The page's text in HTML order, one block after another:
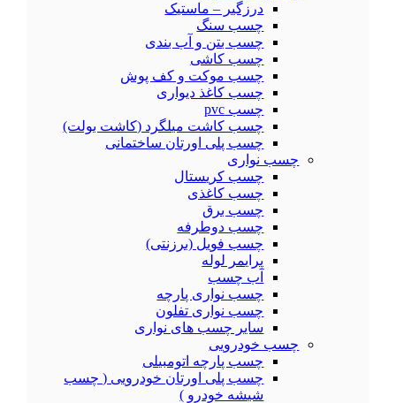
درزگیر – ماستیک
چسب سنگ
چسب بتن و آب بندی
چسب کاشی
چسب موکت و کف پوش
چسب کاغذ دیواری
چسب pvc
چسب کاشت میلگرد (کاشت بولت)
چسب پلی اورتان ساختمانی
چسب نواری
چسب کریستال
چسب کاغذی
چسب برق
چسب دوطرفه
چسب فویل (برزنتی)
پرایمر لوله
آب چسب
چسب نواری پارچه
چسب نواری تفلون
سایر چسب های نواری
چسب خودرویی
چسب پارچه اتومبیلی
چسب پلی اورتان خودرویی ( چسب
شیشه خودرو )